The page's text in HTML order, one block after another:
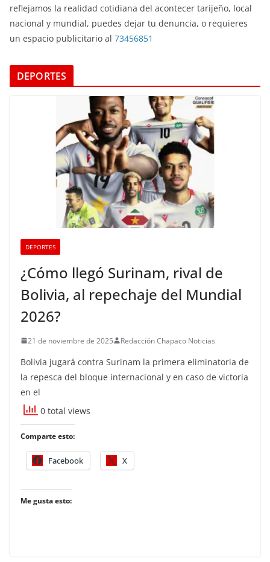
reflejamos la realidad cotidiana del acontecer tarijeño, local
nacional y mundial, puedes dejar tu denuncia, o requieres
un espacio publicitario al 73456851
DEPORTES
DEPORTES
¿Cómo llegó Surinam, rival de
Bolivia, al repechaje del Mundial
2026?
21 de noviembre de 2025 Redacción Chapaco Noticias
Bolivia jugará contra Surinam la primera eliminatoria de
la repesca del bloque internacional y en caso de victoria
en el
0 total views
Comparte esto:
Facebook X
Me gusta esto: